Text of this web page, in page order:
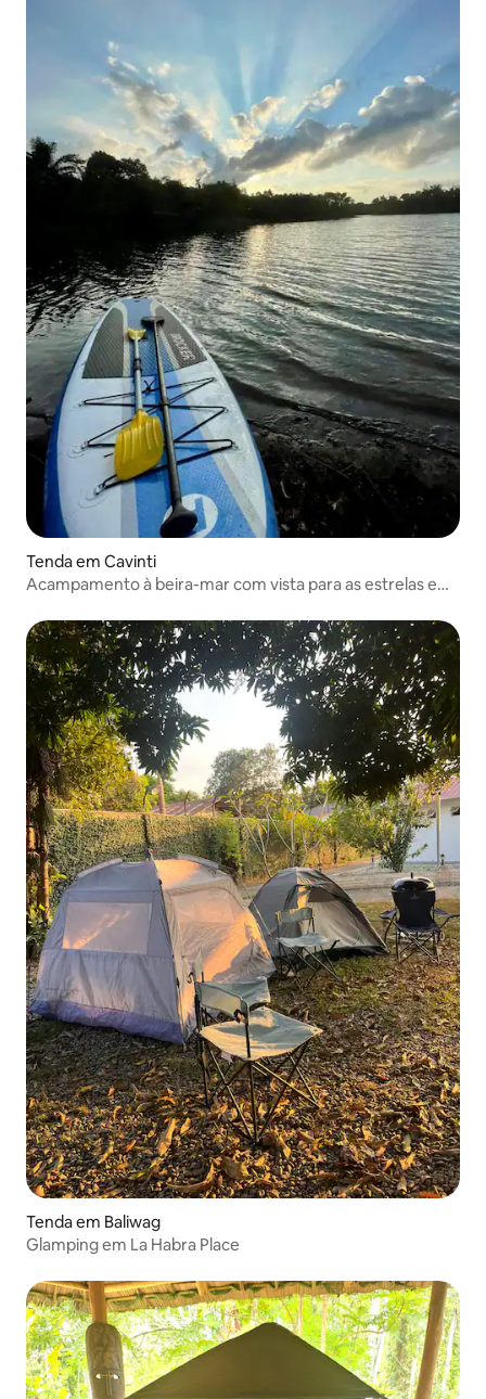
Tenda em Cavinti
Acampamento à beira-mar com vista para as estrelas em
Tenda em Baliwag
Glamping em La Habra Place